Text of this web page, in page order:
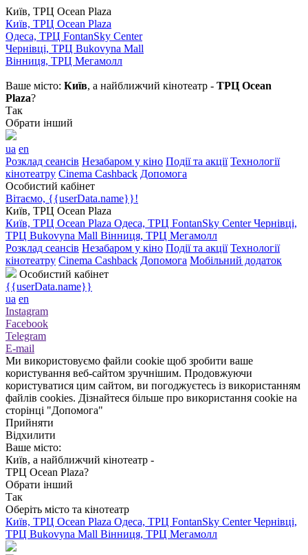
Київ, ТРЦ Ocean Plaza
Київ, ТРЦ Ocean Plaza
Одеса, ТРЦ FontanSky Center
Чернівці, ТРЦ Bukovyna Mall
Вінниця, ТРЦ Мегамолл
Ваше місто: Київ, а найближчий кінотеатр - ТРЦ Ocean
Plaza?
Так
Обрати інший
ua en
Розклад сеансів Незабаром у кіно Події та акції Технології
кінотеатру Cinema Cashback Допомога
Особистий кабінет
Вітаємо, {{userData.name}}!
Київ, ТРЦ Ocean Plaza
Київ, ТРЦ Ocean Plaza Одеса, ТРЦ FontanSky CenterЧернівці,
ТРЦ Bukovyna Mall Вінниця, ТРЦ Мегамолл
Розклад сеансів Незабаром у кіно Події та акції Технології
кінотеатру Cinema Cashback Допомога Мобільний додаток
Особистий кабінет
{{userData.name}}
ua en
Instagram
Facebook
Telegram
E-mail
Ми використовуємо файли cookie щоб зробити ваше
користування веб-сайтом зручнішим. Продовжуючи
користуватися цим сайтом, ви погоджуєтесь із використанням
файлів cookies. Дізнайтеся більше про використання cookie на
сторінці "Допомога"
Прийняти
Відхилити
Ваше місто:
Київ, а найближчий кінотеатр -
ТРЦ Ocean Plaza?
Обрати інший
Так
Оберіть місто та кінотеатр
Київ, ТРЦ Ocean Plaza Одеса, ТРЦ FontanSky CenterЧернівці,
ТРЦ Bukovyna Mall Вінниця, ТРЦ Мегамолл